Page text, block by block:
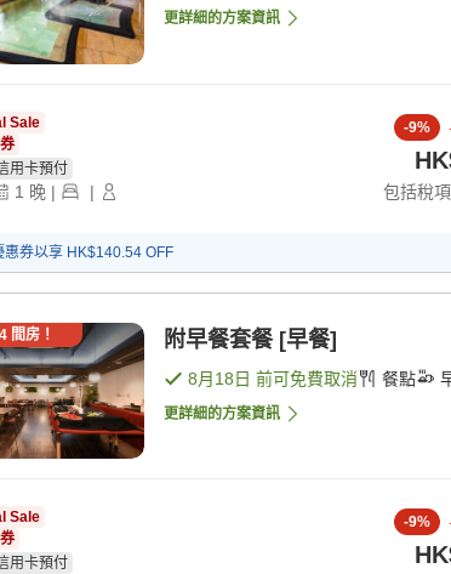
更詳細的方案資訊
Sale
用卡預付
1 晚 | |
-9%
包括稅
惠券以享 HK$140.54 OFF
4間房！ 附早餐套餐 [早餐]
8月18日 前可免費取消 餐點
更詳細的方案資訊
Sale
用卡預付
-9%